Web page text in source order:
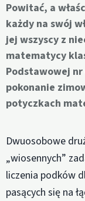
Powitać, a
każdy na swój
jej wszyscy z
matematycy
Podstawowej
pokonanie
potyczkach
Dwuosobowe
„wiosennych”
liczenia podków
pasących się na